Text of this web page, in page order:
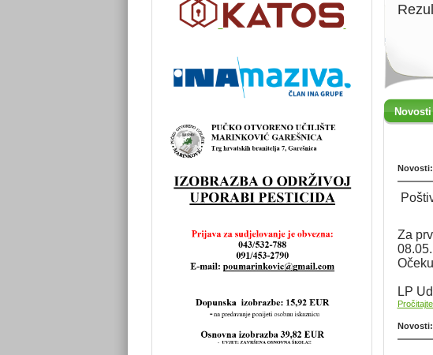
Novosti
Za
LP
Pročitajte